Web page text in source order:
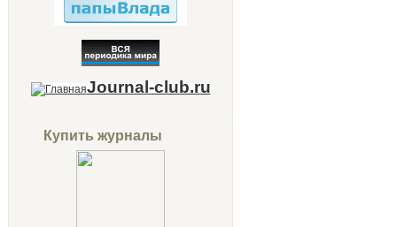
Journal-club.ru
Купить журналы